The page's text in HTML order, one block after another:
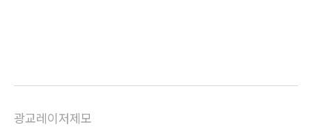
광교레이저제모